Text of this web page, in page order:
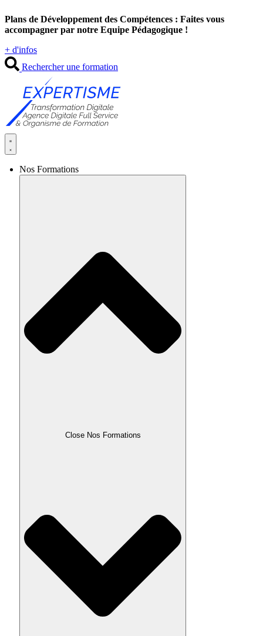
au
contenu
Plans de Développement des Compétences : Faites vous
accompagner par notre Equipe Pédagogique !
+ d'infos
Rechercher une formation
Nos Formations
Close Nos Formations